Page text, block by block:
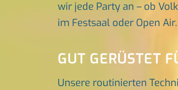
wir jede Party an – ob
im Festsaal oder Open Air.
GUT GERÜSTET
Unsere routinierten